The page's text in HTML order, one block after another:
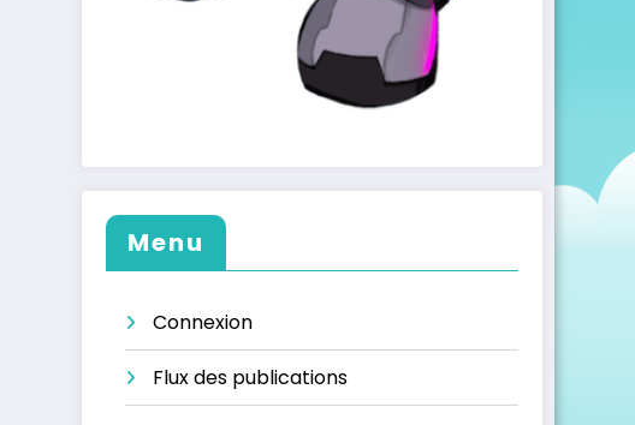
Menu
Connexion
Flux des publications